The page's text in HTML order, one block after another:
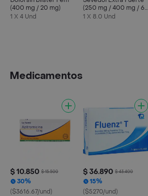
(400 mg / 20 mg)
1 X 4 Und
(250 mg / 400 mg / 65
mg)
1 X 8.0 Und
Medicamentos
$ 10.850 $ 15.500
30%
($3616.67/und)
$ 36.890 $ 43.400
15%
($5270/und)